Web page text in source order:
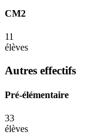
CM2
11
élèves
Autres effectifs
Pré-élémentaire
33
élèves